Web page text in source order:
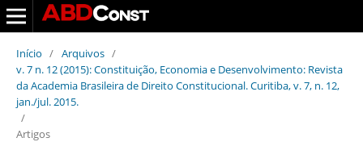
Início / Arquivos /
v. 7 n. 12 (2015): Constituição, Economia e Desenvolvimento: Revista
da Academia Brasileira de Direito Constitucional. Curitiba, v. 7, n. 12,
jan./jul. 2015.
/
Artigos